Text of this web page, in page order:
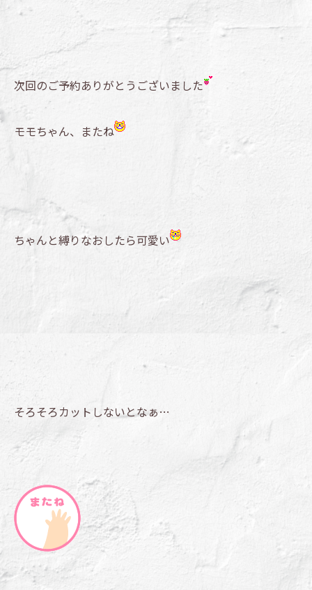
次回のご予約ありがとうございました
モモちゃん、またね
ちゃんと縛りなおしたら可愛い
そろそろカットしないとなぁ…